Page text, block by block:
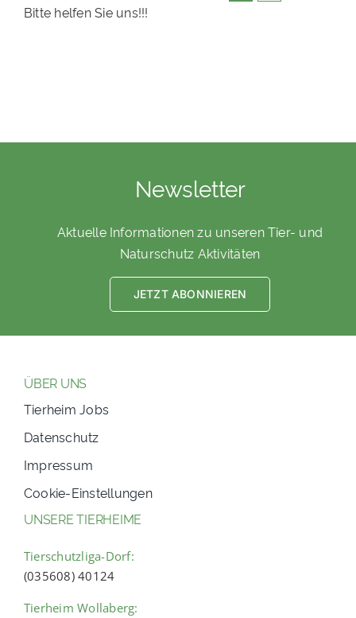
Bitte helfen Sie uns!!!
Newsletter
Aktuelle Informationen zu unseren Tier- und
Naturschutz Aktivitäten
JETZT ABONNIEREN
ÜBER UNS
Tierheim Jobs
Datenschutz
Impressum
Cookie-Einstellungen
UNSERE TIERHEIME
Tierschutzliga-Dorf:
(035608) 40124
Tierheim Wollaberg: